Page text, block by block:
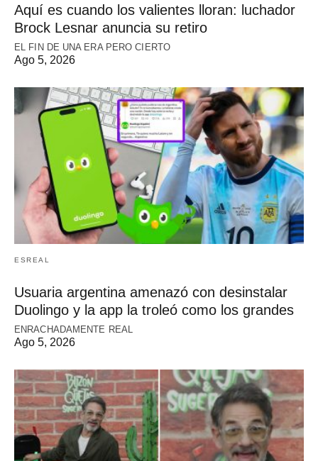
Aquí es cuando los valientes lloran: luchador
Brock Lesnar anuncia su retiro
EL FIN DE UNA ERA PERO CIERTO
Ago 5, 2026
ESREAL
Usuaria argentina amenazó con desinstalar
Duolingo y la app la troleó como los grandes
ENRACHADAMENTE REAL
Ago 5, 2026